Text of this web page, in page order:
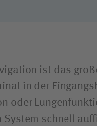
ist das
in der
oder
System schnell